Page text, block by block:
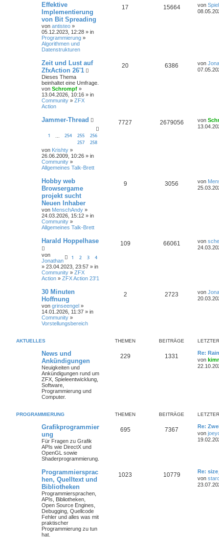
Effektive
Implementierung
von Bit Spreading
von antisteo »
05.12.2023, 12:28 » in
Programmierung »
Algorithmen und
Datenstrukturen
17 15664 von
Zeit und Lust auf
ZfxAction 26'1
Dieses Thema
beinhaltet eine Umfrage.
von Schrompf »
13.04.2026, 10:16 » in
Community » ZFX
Action
20 6386 von
Jammer-Thread
1 254 255
256
257
258
von Krishty »
26.06.2009, 10:26 » in
Community »
Allgemeines Talk-Brett
7727 2679056 von
Hobby web
Browsergame
projekt sucht
Neuen Inhaber
von MenschAndy »
24.03.2026, 15:12 » in
Community »
Allgemeines Talk-Brett
9 3056 von
Harald Hoppelhase
1 2 3 4
von
Jonathan
» 23.04.2023, 23:57 » in
Community » ZFX
Action » ZFX Action 23'1
109 66061 von
30 Minuten
Hoffnung
von grinseengel »
14.01.2026, 11:37 » in
Community »
Vorstellungsbereich
2 2723 von
AKTUELLES THEMEN BEITRÄGE
News und
Ankündigungen
Neuigkeiten und
Ankündigungen rund um
ZFX, Spieleentwicklung,
Software,
Programmierung und
Computer.
229 1331
Re:
von
PROGRAMMIERUNG THEMEN BEITRÄGE
Grafikprogrammier
ung
Für Fragen zu Grafik
APIs wie DirectX und
OpenGL sowie
Shaderprogrammierung.
695 7367
Re:
von
Programmiersprac
hen, Quelltext und
Bibliotheken
Programmiersprachen,
APIs, Bibliotheken,
Open Source Engines,
Debugging, Quellcode
Fehler und alles was mit
praktischer
Programmierung zu tun
hat.
1023 10779
Re:
von